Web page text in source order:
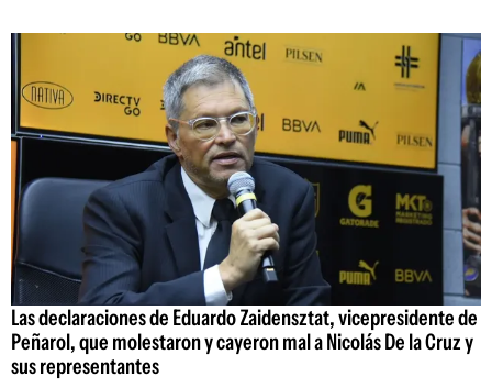
Las declaraciones de Eduardo Zaidensztat, vicepresidente de
Peñarol, que molestaron y cayeron mal a Nicolás De la Cruz y
sus representantes